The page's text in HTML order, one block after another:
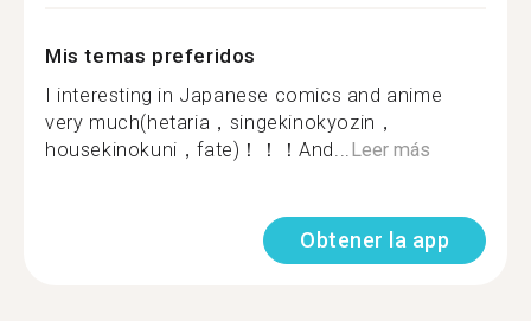
Mis temas preferidos
I interesting in Japanese comics and anime
very much(hetaria，singekinokyozin，
housekinokuni，fate)！！！And... Leer más
Obtener la app